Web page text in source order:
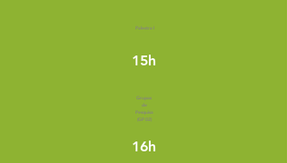
Palestra I
15h
Grupos
de
Pesquisa
(GP 02)
16h